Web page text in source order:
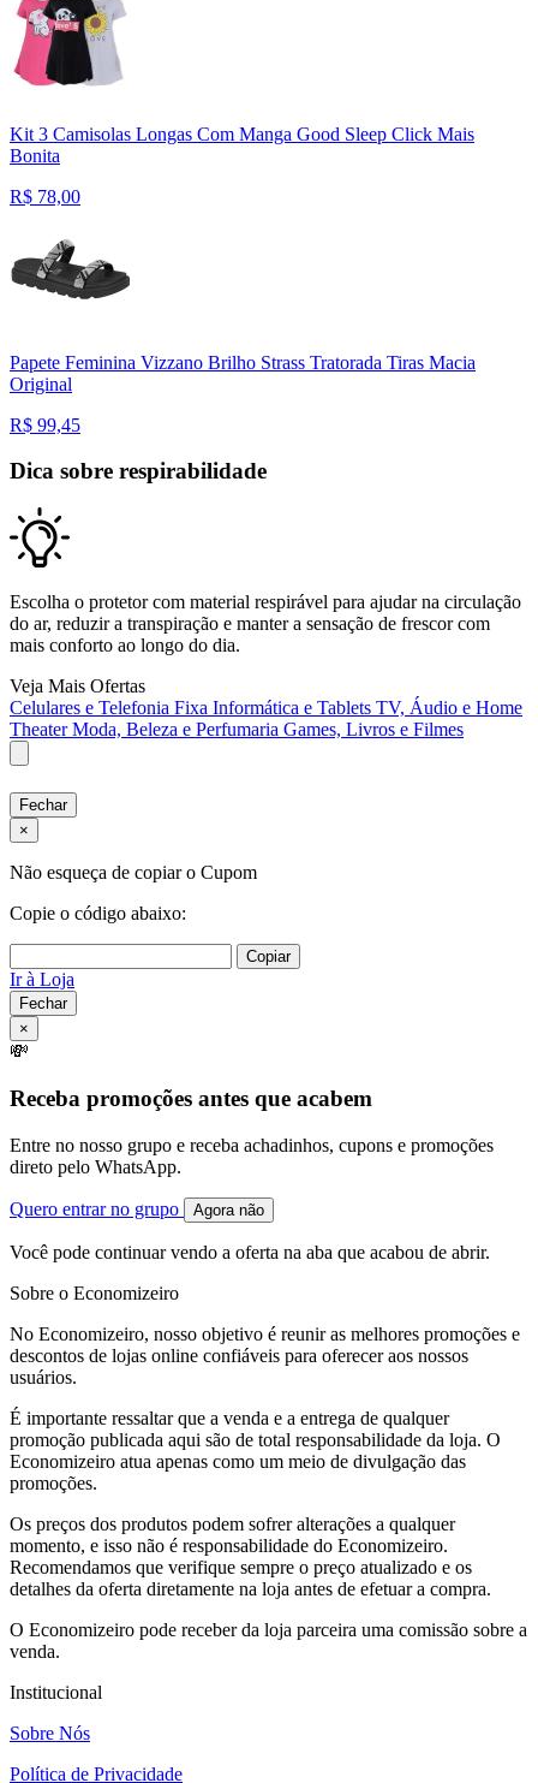
Kit 3 Camisolas Longas Com Manga Good Sleep Click Mais
Bonita
R$ 78,00
Papete Feminina Vizzano Brilho Strass Tratorada Tiras Macia
Original
R$ 99,45
Dica sobre respirabilidade
Escolha o protetor com material respirável para ajudar na circulação
do ar, reduzir a transpiração e manter a sensação de frescor com
mais conforto ao longo do dia.
Veja Mais Ofertas
Celulares e Telefonia Fixa Informática e Tablets TV, Áudio e Home
TheaterModa, Beleza e Perfumaria Games, Livros e Filmes
Fechar
×
Não esqueça de copiar o Cupom
Copie o código abaixo:
Copiar
Ir à Loja
Fechar
×
💸
Receba promoções antes que acabem
Entre no nosso grupo e receba achadinhos, cupons e promoções
direto pelo WhatsApp.
Quero entrar no grupo Agora não
Você pode continuar vendo a oferta na aba que acabou de abrir.
Sobre o Economizeiro
No Economizeiro, nosso objetivo é reunir as melhores promoções e
descontos de lojas online confiáveis para oferecer aos nossos
usuários.
É importante ressaltar que a venda e a entrega de qualquer
promoção publicada aqui são de total responsabilidade da loja. O
Economizeiro atua apenas como um meio de divulgação das
promoções.
Os preços dos produtos podem sofrer alterações a qualquer
momento, e isso não é responsabilidade do Economizeiro.
Recomendamos que verifique sempre o preço atualizado e os
detalhes da oferta diretamente na loja antes de efetuar a compra.
O Economizeiro pode receber da loja parceira uma comissão sobre a
venda.
Institucional
Sobre Nós
Política de Privacidade